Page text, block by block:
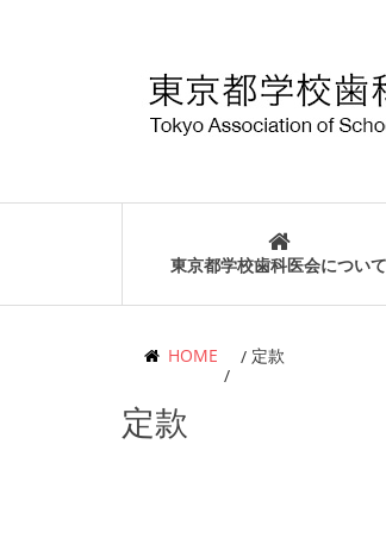
東京都学校歯科医会について
HOME 定款
定款